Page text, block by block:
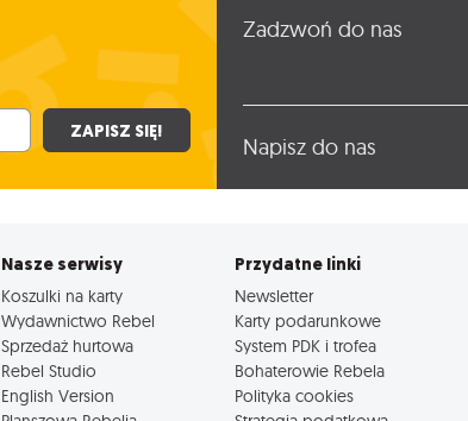
ZAPISZ SIĘ!
Zadzwoń do nas
Napisz do nas
Nasze serwisy
Koszulki na karty
Wydawnictwo Rebel
Sprzedaż hurtowa
Rebel Studio
English Version
Przydatne linki
Newsletter
Karty podarunkowe
System PDK i trofea
Bohaterowie Rebela
Polityka cookies